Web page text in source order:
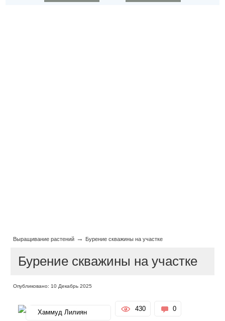
Выращивание растений → Бурение скважины на участке
Бурение скважины на участке
Опубликовано: 10 Декабрь 2025
Хаммуд Лилиян 430 0